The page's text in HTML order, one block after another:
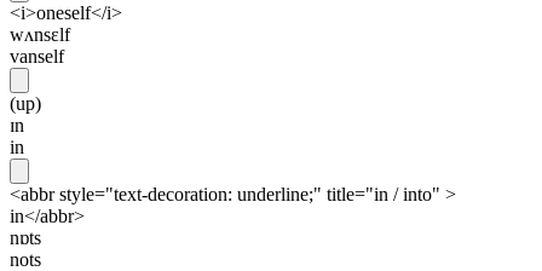
<i>oneself</i>
wʌnsɛlf
vanself
(up)
ɪn
in
<abbr style="text-decoration: underline;" title="in / into" >
in</abbr>
nɒts
nots